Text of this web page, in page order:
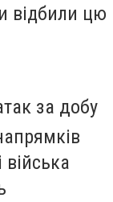
відбили цю
за добу
війська